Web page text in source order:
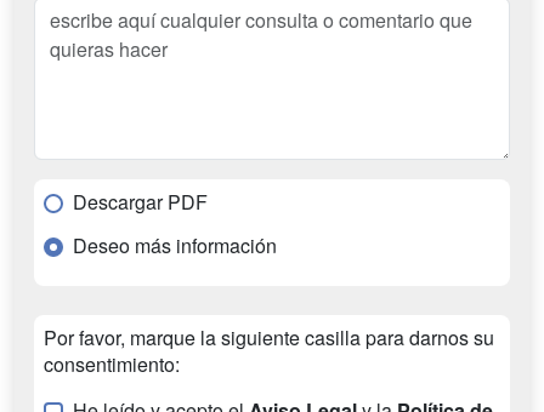
Descargar PDF
Deseo más información
Por favor, marque la siguiente casilla para darnos su
consentimiento: